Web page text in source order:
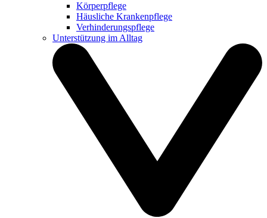
Körperpflege
Häusliche Krankenpflege
Verhinderungspflege
Unterstützung im Alltag